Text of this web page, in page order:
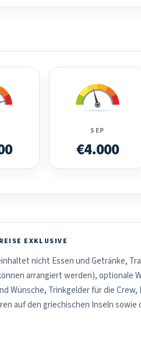
SEP
€4.000
EXKLUSIVE
nicht Essen und Getränke,
arrangiert werden), optionale
Wünsche, Trinkgelder für die
auf den griechischen Inseln